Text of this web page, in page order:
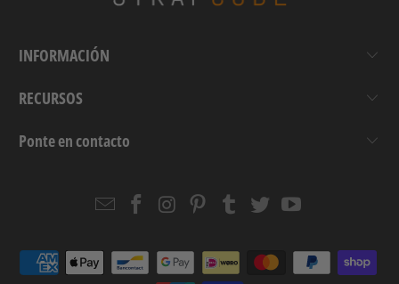
INFORMACIÓN
RECURSOS
Ponte en contacto
EmailStrapcode
Facebook
Strapcode
Instagram
Strapcode
Pinterest
Strapcode
Tumblr
Strapcode
TwitterYouTube